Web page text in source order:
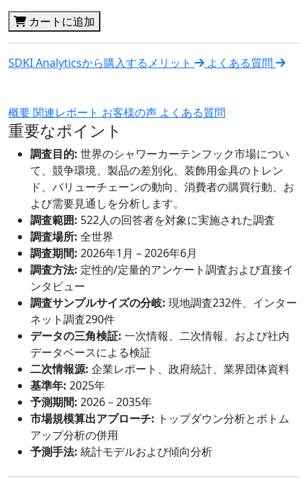
カートに追加
SDKI Analyticsから購入するメリット よくある質問
概要関連レポート お客様の声 よくある質問
重要なポイント
調査目的: 世界のシャワーカーテンフック市場につい
て、競争環境、製品の差別化、装飾用金具のトレン
ド、バリューチェーンの動向、消費者の購買行動、お
よび需要見通しを分析します。
調査範囲: 522人の回答者を対象に実施された調査
調査場所: 全世界
調査期間: 2026年1月 – 2026年6月
調査方法: 定性的/定量的アンケート調査および直接イ
ンタビュー
調査サンプルサイズの分岐: 現地調査232件、インター
ネット調査290件
データの三角検証: 一次情報、二次情報、および社内
データベースによる検証
二次情報源: 企業レポート、政府統計、業界団体資料
基準年: 2025年
予測期間: 2026－2035年
市場規模算出アプローチ: トップダウン分析とボトム
アップ分析の併用
予測手法: 統計モデルおよび傾向分析